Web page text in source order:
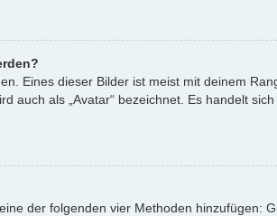
Eines dieser Bilder ist meist mit deinem
als „Avatar“ bezeichnet. Es handelt
der folgenden vier Methoden hinzufügen: